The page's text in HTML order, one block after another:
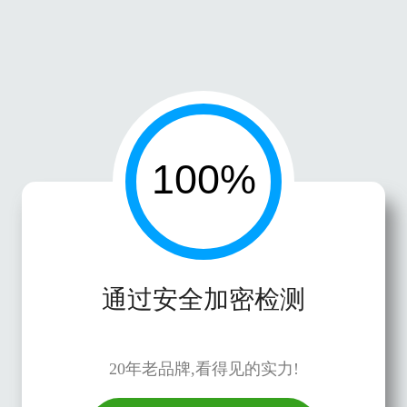
通过安全加密检测
20年老品牌,看得见的实力!